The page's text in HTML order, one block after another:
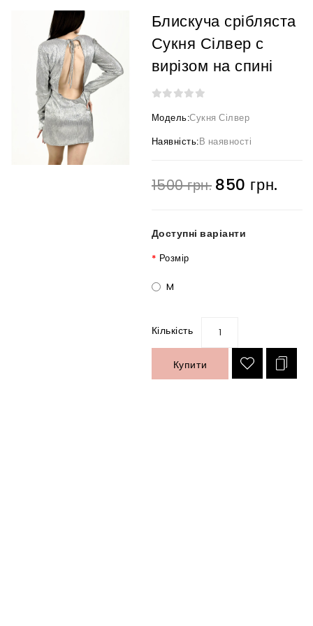
Блискуча срібляста
Сукня Сілвер с
вирізом на спині
Модель:Сукня Сілвер
Наявність:В наявності
1500 грн. 850 грн.
Доступні варіанти
Розмір
M
Кількість
Купити